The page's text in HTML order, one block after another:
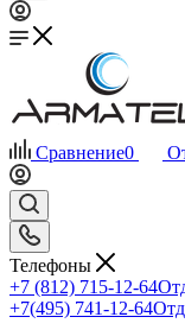
Сравнение0
Телефоны
+7 (812) 715-12-64
+7(495) 741-12-64